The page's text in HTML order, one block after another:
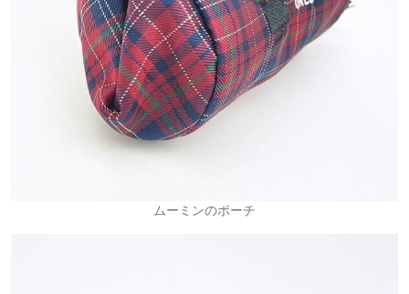
ムーミンのポーチ